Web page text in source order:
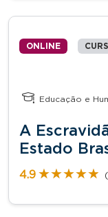
ONLINE
Educação e
A
Estado
4.9 ★★★★★
★★★★★